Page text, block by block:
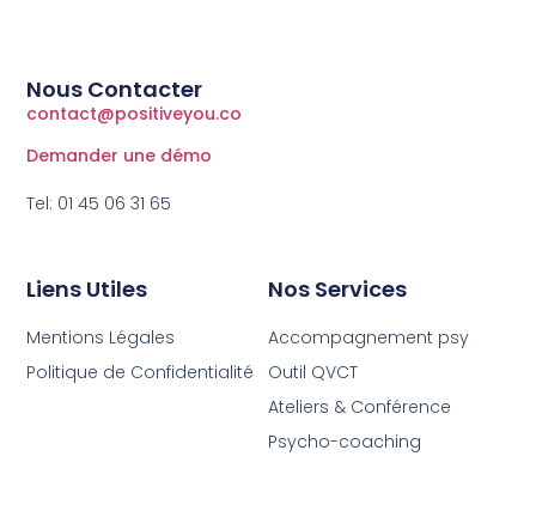
Nos Services
Accompagnement psy
Outil QVCT
Ateliers & Conférence
Psycho-coaching
Liens Utiles
Mentions Légales
Politique de Confidentialité
Nous Contacter
contact@positiveyou.co
Demander une démo
Tel: 01 45 06 31 65